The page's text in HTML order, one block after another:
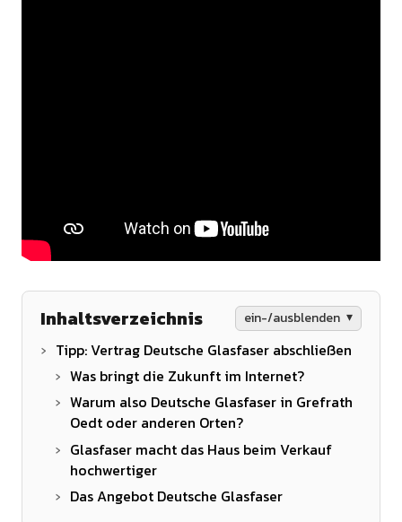
Inhaltsverzeichnis ein-/ausblenden
Tipp: Vertrag Deutsche Glasfaser abschließen
Was bringt die Zukunft im Internet?
Warum also Deutsche Glasfaser in Grefrath
Oedt oder anderen Orten?
Glasfaser macht das Haus beim Verkauf
hochwertiger
Das Angebot Deutsche Glasfaser